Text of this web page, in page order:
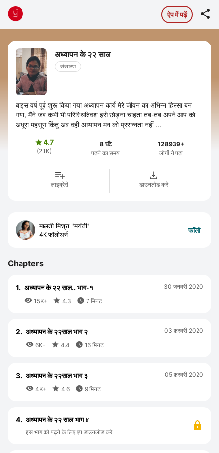
ऐप में पढ़ें 
अध्यापन के २२ साल
संस्मरण
बाइस वर्ष पूर्व शुरू किया गया अध्यापन कार्य मेरे जीवन का अभिन्न हिस्सा बन
गया, मैंने जब कभी भी परिस्थितिवश इसे छोड़ना चाहता तब-तब अपने आप को
अधूरा महसूस किंतु अब वही अध्यापन मन को प्रसन्नता नहीं ...
4.7
(2.1K)
8 घंटे
पढ़ने का समय
128939+
लोगों ने पढ़ा
लाइब्रेरी डाउनलोड करें
मालती मिश्रा "मयंती"
4K फॉलोअर्स
फॉलो
Chapters
1. अध्यापन के २२ साल.. भाग-१
 15K+  4.3  7 मिनट
30 जनवरी 2020
2. अध्यापन के २२साल भाग २
 6K+  4.4  16 मिनट
03 फ़रवरी 2020
3. अध्यापन के २२साल भाग ३
 4K+  4.6  9 मिनट
05 फ़रवरी 2020
4. अध्यापन के २२ साल भाग ४
इस भाग को पढ़ने के लिए ऍप डाउनलोड करें